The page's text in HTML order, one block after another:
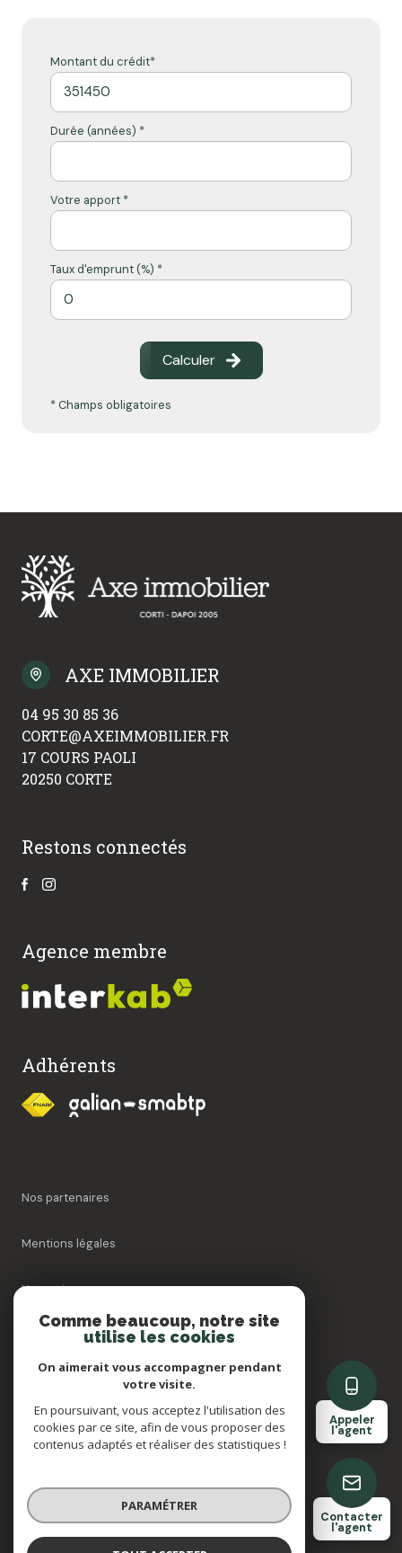
Appeler
l'agent
Contacter
l'agent
Montant du crédit*
Durée (années) *
Votre apport *
Taux d'emprunt (%) *
Calculer
* Champs obligatoires
AXE IMMOBILIER
04 95 30 85 36
CORTE@AXEIMMOBILIER.FR
17 COURS PAOLI
20250 CORTE
Restons connectés
Agence membre
Adhérents
Nos partenaires
Mentions légales
Honoraires
Cookies
© 2026 | Tous droits réservés
Comme beaucoup, notre site
utilise les cookies
On aimerait vous accompagner pendant
votre visite.
En poursuivant, vous acceptez l'utilisation des
cookies par ce site, afin de vous proposer des
contenus adaptés et réaliser des statistiques !
PARAMÉTRER